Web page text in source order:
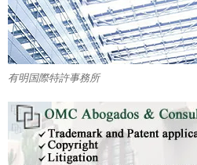
有明国際特許事務所